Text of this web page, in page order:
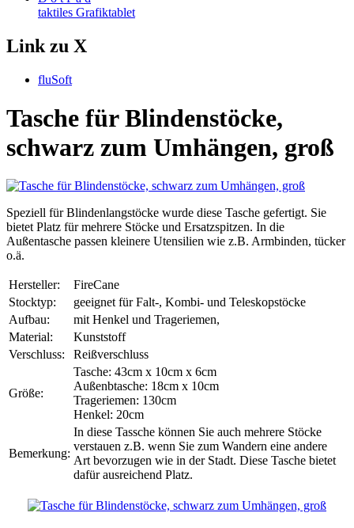
taktiles Grafiktablet
Link zu X
fluSoft
Tasche für Blindenstöcke,
schwarz zum Umhängen, groß
Speziell für Blindenlangstöcke wurde diese Tasche gefertigt. Sie
bietet Platz für mehrere Stöcke und Ersatzspitzen. In die
Außentasche passen kleinere Utensilien wie z.B. Armbinden, tücker
o.ä.
Hersteller:
FireCane
Stocktyp:
geeignet für Falt-, Kombi- und Teleskopstöcke
Aufbau:
mit Henkel und Trageriemen,
Material:
Kunststoff
Verschluss:
Reißverschluss
Größe:
Tasche: 43cm x 10cm x 6cm
Außenbtasche: 18cm x 10cm
Trageriemen: 130cm
Henkel: 20cm
Bemerkung:
In diese Tassche können Sie auch mehrere Stöcke
verstauen z.B. wenn Sie zum Wandern eine andere
Art bevorzugen wie in der Stadt. Diese Tasche bietet
dafür ausreichend Platz.